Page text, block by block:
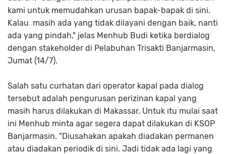
kami untuk memudahkan urusan bapak-bapak di sini.
Kalau masih ada yang tidak dilayani dengan baik, nanti
ada yang pindah," jelas Menhub Budi ketika berdialog
dengan stakeholder di Pelabuhan Trisakti Banjarmasin,
Jumat (14/7).
Salah satu curhatan dari operator kapal pada dialog
tersebut adalah pengurusan perizinan kapal yang
masih harus dilakukan di Makassar. Untuk itu mulai saat
ini Menhub minta agar segera dapat dilakukan di KSOP
Banjarmasin. "Diusahakan apakah diadakan permanen
atau diadakan periodik di sini. Jadi tidak ada lagi yang